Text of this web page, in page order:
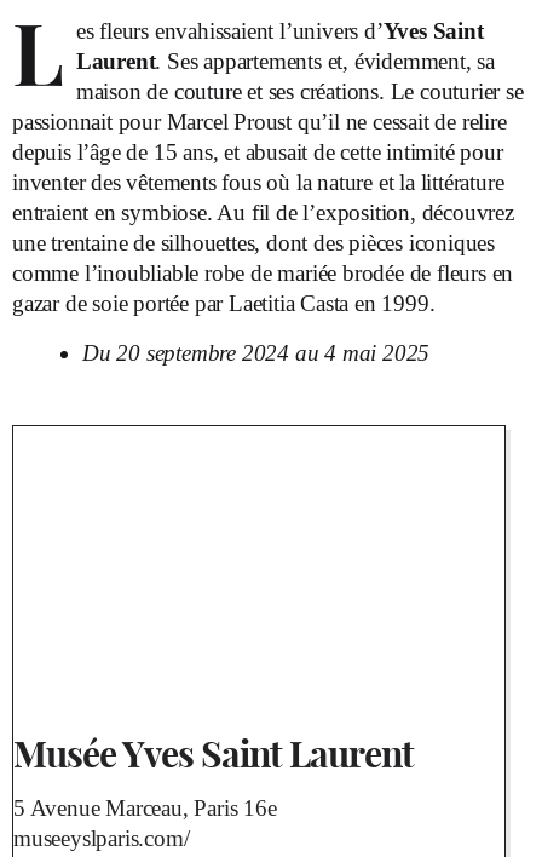
L es fleurs envahissaient l’univers d’Yves Saint
Laurent. Ses appartements et, évidemment, sa
maison de couture et ses créations. Le couturier se
passionnait pour Marcel Proust qu’il ne cessait de relire
depuis l’âge de 15 ans, et abusait de cette intimité pour
inventer des vêtements fous où la nature et la littérature
entraient en symbiose. Au fil de l’exposition, découvrez
une trentaine de silhouettes, dont des pièces iconiques
comme l’inoubliable robe de mariée brodée de fleurs en
gazar de soie portée par Laetitia Casta en 1999.
Du 20 septembre 2024 au 4 mai 2025
Musée Yves Saint Laurent
5 Avenue Marceau, Paris 16e
museeyslparis.com/